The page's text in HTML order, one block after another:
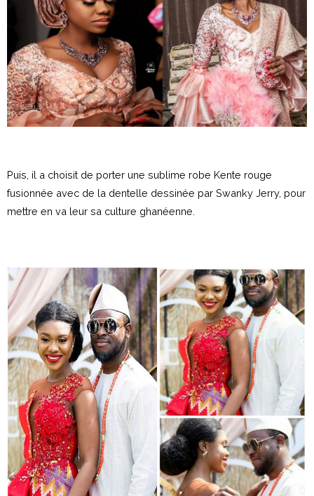
Puis, il a choisit de porter une sublime robe Kente rouge
fusionnée avec de la dentelle dessinée par Swanky Jerry, pour
mettre en va leur sa culture ghanéenne.